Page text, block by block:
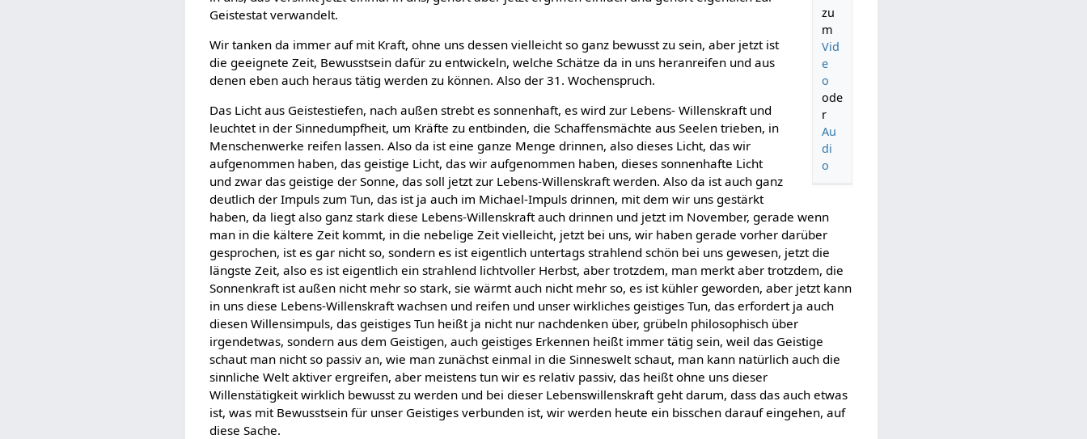
zu
m
Vid
e
o
ode
r
Au
di
o
Geistestat verwandelt.
Wir tanken da immer auf mit Kraft, ohne uns dessen vielleicht so ganz bewusst zu sein, aber jetzt ist
die geeignete Zeit, Bewusstsein dafür zu entwickeln, welche Schätze da in uns heranreifen und aus
denen eben auch heraus tätig werden zu können. Also der 31. Wochenspruch.
Das Licht aus Geistestiefen, nach außen strebt es sonnenhaft, es wird zur Lebens- Willenskraft und
leuchtet in der Sinnedumpfheit, um Kräfte zu entbinden, die Schaffensmächte aus Seelen trieben, in
Menschenwerke reifen lassen. Also da ist eine ganze Menge drinnen, also dieses Licht, das wir
aufgenommen haben, das geistige Licht, das wir aufgenommen haben, dieses sonnenhafte Licht
und zwar das geistige der Sonne, das soll jetzt zur Lebens-Willenskraft werden. Also da ist auch ganz
deutlich der Impuls zum Tun, das ist ja auch im Michael-Impuls drinnen, mit dem wir uns gestärkt
haben, da liegt also ganz stark diese Lebens-Willenskraft auch drinnen und jetzt im November, gerade wenn
man in die kältere Zeit kommt, in die nebelige Zeit vielleicht, jetzt bei uns, wir haben gerade vorher darüber
gesprochen, ist es gar nicht so, sondern es ist eigentlich untertags strahlend schön bei uns gewesen, jetzt die
längste Zeit, also es ist eigentlich ein strahlend lichtvoller Herbst, aber trotzdem, man merkt aber trotzdem, die
Sonnenkraft ist außen nicht mehr so stark, sie wärmt auch nicht mehr so, es ist kühler geworden, aber jetzt kann
in uns diese Lebens-Willenskraft wachsen und reifen und unser wirkliches geistiges Tun, das erfordert ja auch
diesen Willensimpuls, das geistiges Tun heißt ja nicht nur nachdenken über, grübeln philosophisch über
irgendetwas, sondern aus dem Geistigen, auch geistiges Erkennen heißt immer tätig sein, weil das Geistige
schaut man nicht so passiv an, wie man zunächst einmal in die Sinneswelt schaut, man kann natürlich auch die
sinnliche Welt aktiver ergreifen, aber meistens tun wir es relativ passiv, das heißt ohne uns dieser
Willenstätigkeit wirklich bewusst zu werden und bei dieser Lebenswillenskraft geht darum, dass das auch etwas
ist, was mit Bewusstsein für unser Geistiges verbunden ist, wir werden heute ein bisschen darauf eingehen, auf
diese Sache.